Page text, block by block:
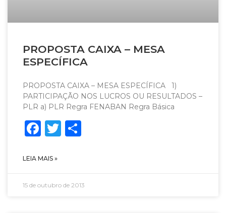
PROPOSTA CAIXA – MESA
ESPECÍFICA
PROPOSTA CAIXA – MESA ESPECÍFICA 1)
PARTICIPAÇÃO NOS LUCROS OU RESULTADOS –
PLR a) PLR Regra FENABAN Regra Básica
Facebook
Twitter
LEIA MAIS »
15 de outubro de 2013